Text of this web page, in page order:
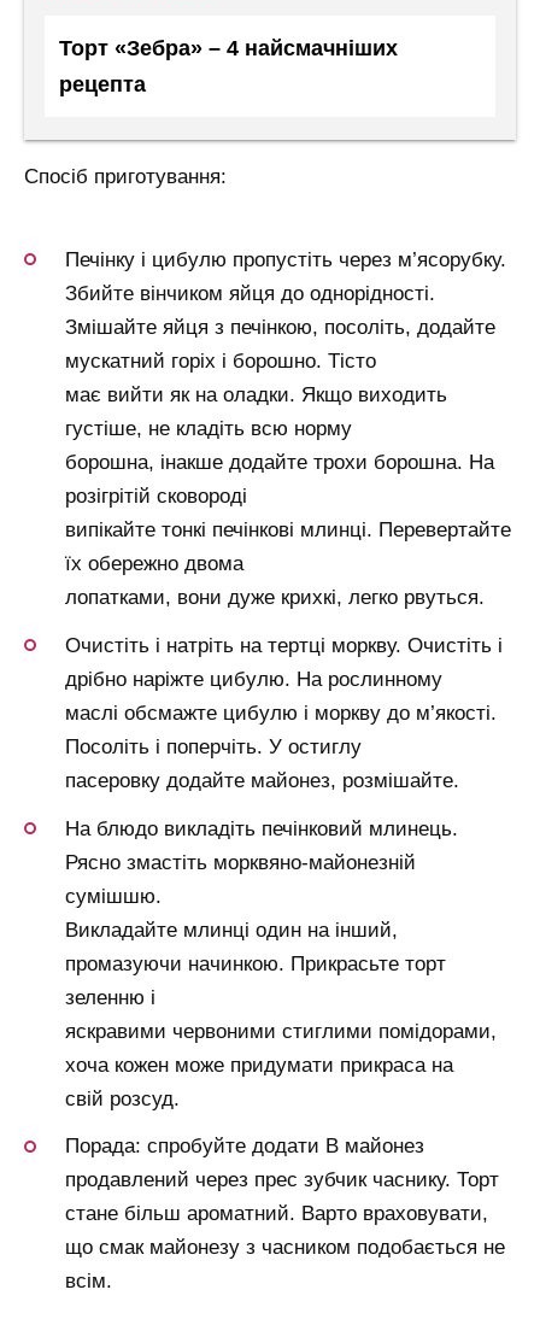
Торт «Зебра» – 4 найсмачніших
рецепта
Спосіб приготування:
Печінку і цибулю пропустіть через м’ясорубку.
Збийте вінчиком яйця до однорідності.
Змішайте яйця з печінкою, посоліть, додайте
мускатний горіх і борошно. Тісто
має вийти як на оладки. Якщо виходить
густіше, не кладіть всю норму
борошна, інакше додайте трохи борошна. На
розігрітій сковороді
випікайте тонкі печінкові млинці. Перевертайте
їх обережно двома
лопатками, вони дуже крихкі, легко рвуться.
Очистіть і натріть на тертці моркву. Очистіть і
дрібно наріжте цибулю. На рослинному
маслі обсмажте цибулю і моркву до м’якості.
Посоліть і поперчіть. У остиглу
пасеровку додайте майонез, розмішайте.
На блюдо викладіть печінковий млинець.
Рясно змастіть морквяно-майонезній
сумішшю.
Викладайте млинці один на інший,
промазуючи начинкою. Прикрасьте торт
зеленню і
яскравими червоними стиглими помідорами,
хоча кожен може придумати прикраса на
свій розсуд.
Порада: спробуйте додати В майонез
продавлений через прес зубчик часнику. Торт
стане більш ароматний. Варто враховувати,
що смак майонезу з часником подобається не
всім.